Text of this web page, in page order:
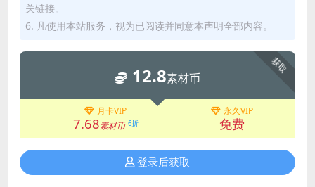
关链接。
6. 凡使用本站服务，视为已阅读并同意本声明全部内容。
获取
12.8素材币
月卡VIP
7.68素材币 6折
永久VIP
免费
登录后获取